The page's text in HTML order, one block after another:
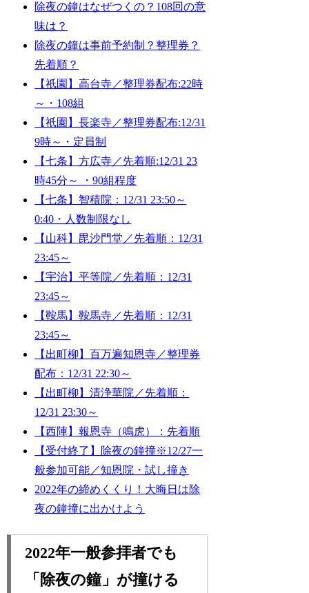
除夜の鐘はなぜつくの？108回の意
味は？
除夜の鐘は事前予約制？整理券？
先着順？
【祇園】高台寺／整理券配布:22時
～・108組
【祇園】長楽寺／整理券配布:12/31
9時～・定員制
【七条】方広寺／先着順:12/31 23
時45分～ ・90組程度
【七条】智積院：12/31 23:50～
0:40・人数制限なし
【山科】毘沙門堂／先着順：12/31
23:45～
【宇治】平等院／先着順：12/31
23:45～
【鞍馬】鞍馬寺／先着順：12/31
23:45～
【出町柳】百万遍知恩寺／整理券
配布：12/31 22:30～
【出町柳】清浄華院／先着順：
12/31 23:30～
【西陣】報恩寺（鳴虎）：先着順
【受付終了】除夜の鐘撞※12/27一
般参加可能／知恩院・試し撞き
2022年の締めくくり！大晦日は除
夜の鐘撞に出かけよう
2022年一般参拝者でも
「除夜の鐘」が撞ける